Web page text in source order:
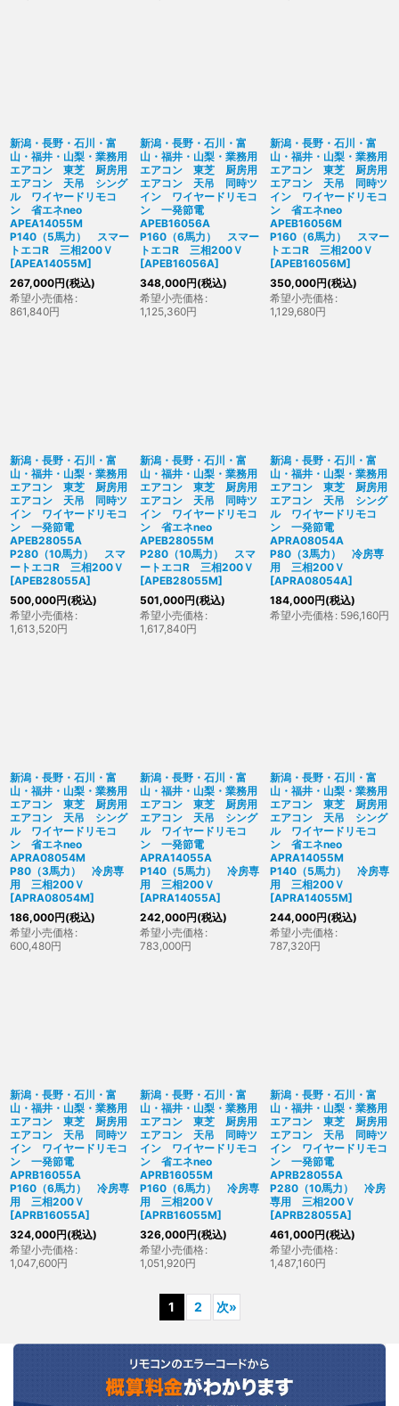
新潟・長野・石川・富
山・福井・山梨・業務用
エアコン 東芝 厨房用
エアコン 天吊 シング
ル ワイヤードリモコ
ン 省エネneo
APEA14055M
P140（5馬力） スマー
トエコR 三相200Ｖ
[APEA14055M]
267,000円(税込)
希望小売価格 :
861,840円
新潟・長野・石川・富
山・福井・山梨・業務用
エアコン 東芝 厨房用
エアコン 天吊 同時ツ
イン ワイヤードリモコ
ン 一発節電
APEB16056A
P160（6馬力） スマー
トエコR 三相200Ｖ
[APEB16056A]
348,000円(税込)
希望小売価格 :
1,125,360円
新潟・長野・石川・富
山・福井・山梨・業務用
エアコン 東芝 厨房用
エアコン 天吊 同時ツ
イン ワイヤードリモコ
ン 省エネneo
APEB16056M
P160（6馬力） スマー
トエコR 三相200Ｖ
[APEB16056M]
350,000円(税込)
希望小売価格 :
1,129,680円
新潟・長野・石川・富
山・福井・山梨・業務用
エアコン 東芝 厨房用
エアコン 天吊 同時ツ
イン ワイヤードリモコ
ン 一発節電
APEB28055A
P280（10馬力） スマ
ートエコR 三相200Ｖ
[APEB28055A]
500,000円(税込)
希望小売価格 :
1,613,520円
新潟・長野・石川・富
山・福井・山梨・業務用
エアコン 東芝 厨房用
エアコン 天吊 同時ツ
イン ワイヤードリモコ
ン 省エネneo
APEB28055M
P280（10馬力） スマ
ートエコR 三相200Ｖ
[APEB28055M]
501,000円(税込)
希望小売価格 :
1,617,840円
新潟・長野・石川・富
山・福井・山梨・業務用
エアコン 東芝 厨房用
エアコン 天吊 シング
ル ワイヤードリモコ
ン 一発節電
APRA08054A
P80（3馬力） 冷房専
用 三相200Ｖ
[APRA08054A]
184,000円(税込)
希望小売価格 : 596,160円
新潟・長野・石川・富
山・福井・山梨・業務用
エアコン 東芝 厨房用
エアコン 天吊 シング
ル ワイヤードリモコ
ン 省エネneo
APRA08054M
P80（3馬力） 冷房専
用 三相200Ｖ
[APRA08054M]
186,000円(税込)
希望小売価格 :
600,480円
新潟・長野・石川・富
山・福井・山梨・業務用
エアコン 東芝 厨房用
エアコン 天吊 シング
ル ワイヤードリモコ
ン 一発節電
APRA14055A
P140（5馬力） 冷房専
用 三相200Ｖ
[APRA14055A]
242,000円(税込)
希望小売価格 :
783,000円
新潟・長野・石川・富
山・福井・山梨・業務用
エアコン 東芝 厨房用
エアコン 天吊 シング
ル ワイヤードリモコ
ン 省エネneo
APRA14055M
P140（5馬力） 冷房専
用 三相200Ｖ
[APRA14055M]
244,000円(税込)
希望小売価格 :
787,320円
新潟・長野・石川・富
山・福井・山梨・業務用
エアコン 東芝 厨房用
エアコン 天吊 同時ツ
イン ワイヤードリモコ
ン 一発節電
APRB16055A
P160（6馬力） 冷房専
用 三相200Ｖ
[APRB16055A]
324,000円(税込)
希望小売価格 :
1,047,600円
新潟・長野・石川・富
山・福井・山梨・業務用
エアコン 東芝 厨房用
エアコン 天吊 同時ツ
イン ワイヤードリモコ
ン 省エネneo
APRB16055M
P160（6馬力） 冷房専
用 三相200Ｖ
[APRB16055M]
326,000円(税込)
希望小売価格 :
1,051,920円
新潟・長野・石川・富
山・福井・山梨・業務用
エアコン 東芝 厨房用
エアコン 天吊 同時ツ
イン ワイヤードリモコ
ン 一発節電
APRB28055A
P280（10馬力） 冷房
専用 三相200Ｖ
[APRB28055A]
461,000円(税込)
希望小売価格 :
1,487,160円
1 2 次»